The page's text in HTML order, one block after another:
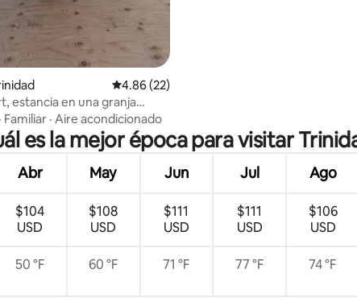
Calificación promedio: 4.86 de 5, 22 reseñas
4.86 (22)
estancia en una granja
las estrellas.
· Familiar · Aire acondicionado
es la mejor época para visitar
Abr May Jun Jul Ago
$104
USD
$108
USD
$111
USD
$111
USD
$106
USD
50 °F 60 °F 71 °F 77 °F 74 °F